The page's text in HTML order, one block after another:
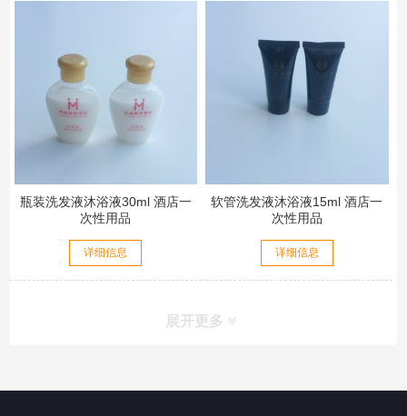
瓶装洗发液沐浴液30ml 酒店一
次性用品
详细信息
软管洗发液沐浴液15ml 酒店一
次性用品
详细信息
展开更多